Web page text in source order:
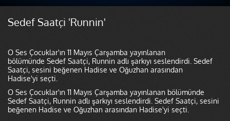
Sedef Saatçi 'Runnin'
O Ses Çocuklar'ın 11 Mayıs Çarşamba yayınlanan
bölümünde Sedef Saatçi, Runnin adlı şarkıyı seslendirdi. Sedef
Saatçi, sesini beğenen Hadise ve Oğuzhan arasından
Hadise'yi seçti.
O Ses Çocuklar'ın 11 Mayıs Çarşamba yayınlanan bölümünde
Sedef Saatçi, Runnin adlı şarkıyı seslendirdi. Sedef Saatçi, sesini
beğenen Hadise ve Oğuzhan arasından Hadise'yi seçti.